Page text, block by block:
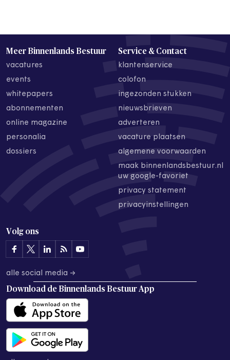
Meer Binnenlands Bestuur
vacatures
events
whitepapers
abonnementen
online magazine
personalia
dossiers
Service & Contact
klantenservice
colofon
ingezonden stukken
nieuwsbrieven
adverteren
vacature plaatsen
algemene voorwaarden
maak binnenlandsbestuur.nl
uw google-favoriet
privacy statement
privacyinstellingen
Volg ons
alle social media →
Download de Binnenlands Bestuur App